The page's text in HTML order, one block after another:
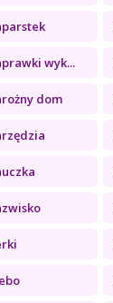
wyk...
dom